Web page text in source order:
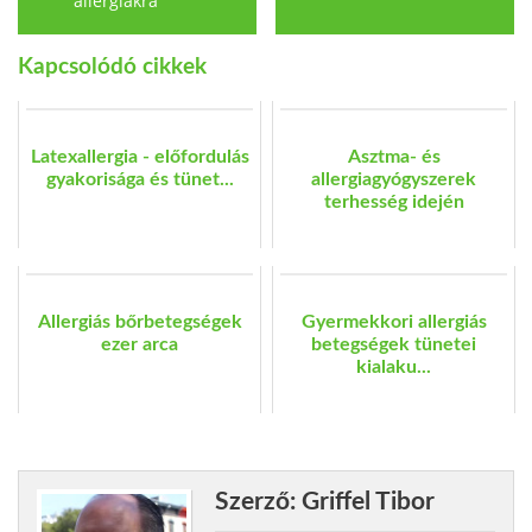
Kapcsolódó cikkek
Latexallergia - előfordulás
gyakorisága és tünet...
Asztma- és
allergiagyógyszerek
terhesség idején
Allergiás bőrbetegségek
ezer arca
Gyermekkori allergiás
betegségek tünetei
kialaku...
Szerző: Griffel Tibor